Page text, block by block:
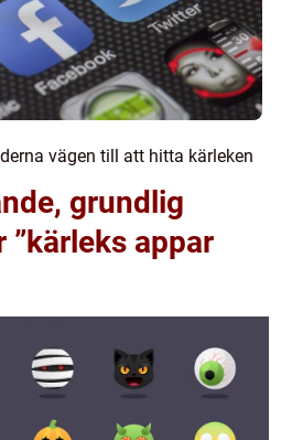
vägen till att hitta kärleken
grundlig
”kärleks appar